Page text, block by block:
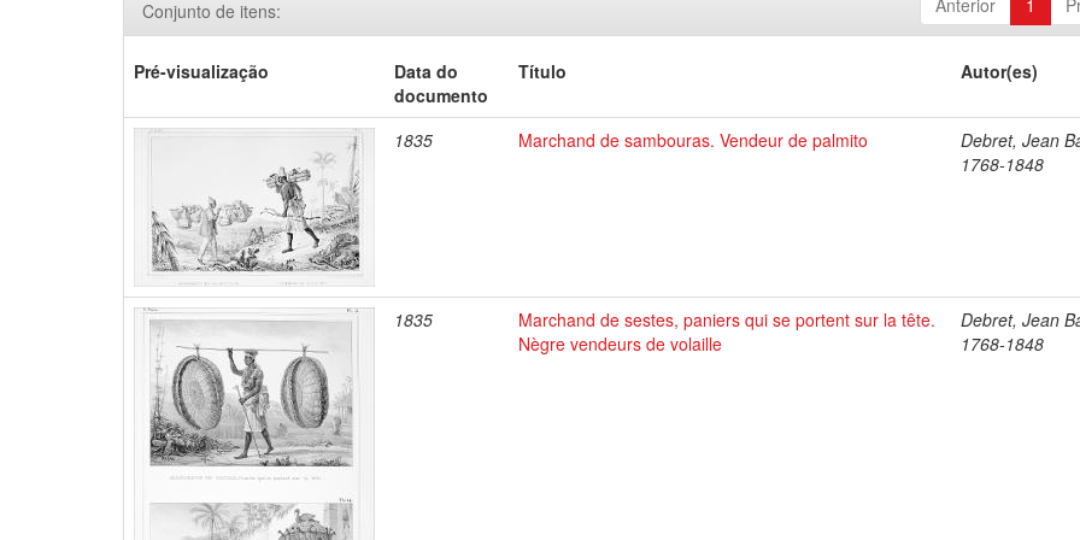
Anterior 1
Conjunto de itens:
Pré-visualização
Data do
documento
Título Autor(es)
1835 Marchand de sambouras. Vendeur de palmito
Debret, Jean
1768-1848
1835
Marchand de sestes, paniers qui se portent sur la tête.
Nègre vendeurs de volaille
Debret, Jean
1768-1848